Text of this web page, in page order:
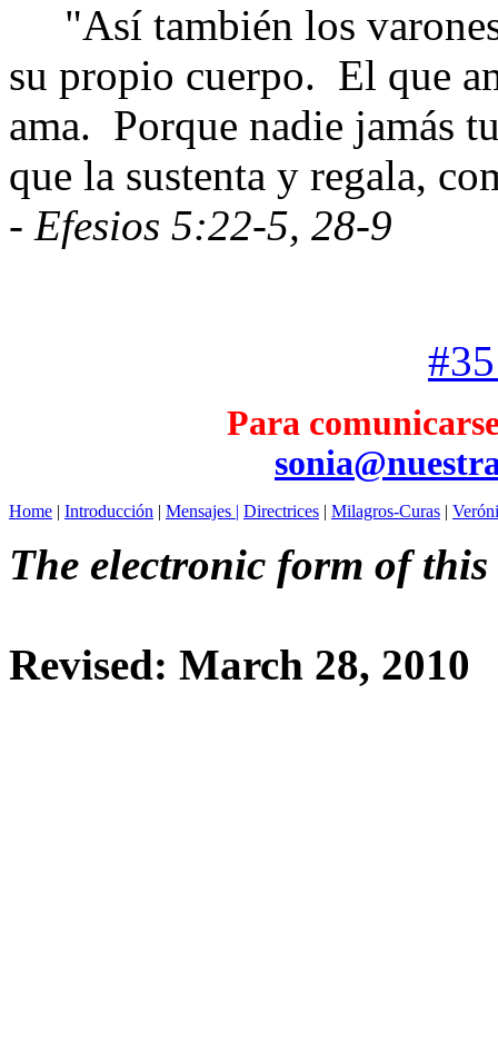
"Así también los varones
su propio cuerpo. El que
ama. Porque nadie jamás
que la sustenta y regala,
- Efesios 5:22-5, 28-9
Para
Home | Introducción | Mensajes | Directrices | Milagros-Curas |
The electronic form of
Revised: March 28, 2010